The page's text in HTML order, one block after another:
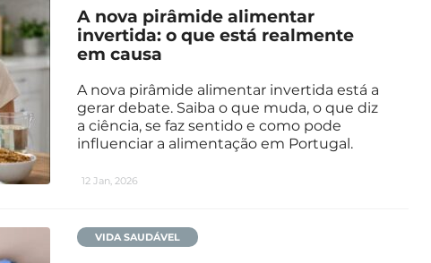
A nova pirâmide alimentar
invertida: o que está realmente
em causa
A nova pirâmide alimentar invertida está a
gerar debate. Saiba o que muda, o que diz
a ciência, se faz sentido e como pode
influenciar a alimentação em Portugal.
12 Jan, 2026
VIDA SAUDÁVEL